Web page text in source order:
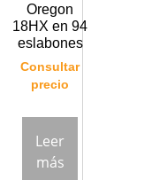
Oregon
18HX en 94
eslabones
Consultar
precio
Leer
más